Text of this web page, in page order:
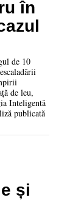
în
de 10
de leu,
Inteligentă
publicată
și